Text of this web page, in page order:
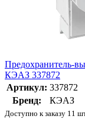
Предохранитель-
КЭАЗ 337872
Артикул: 337872
Бренд:
КЭАЗ
Доступно к заказу 11